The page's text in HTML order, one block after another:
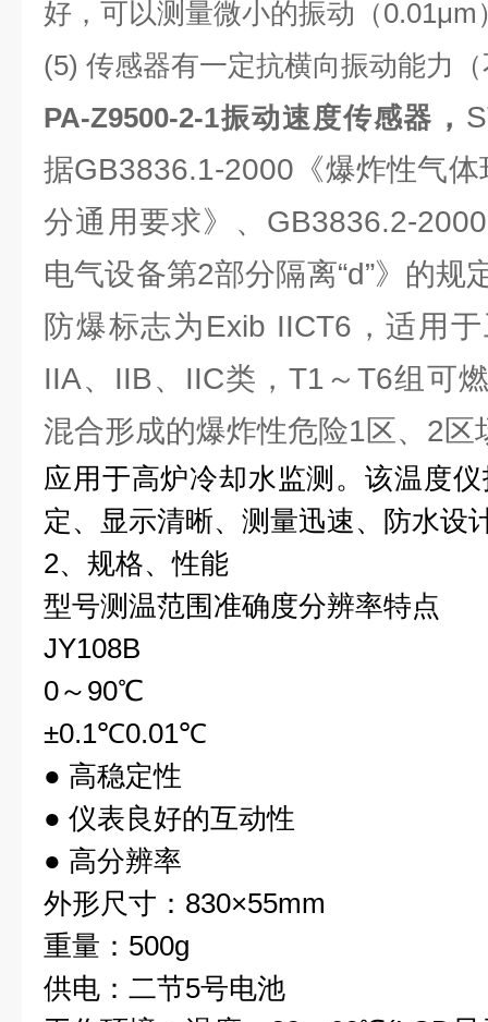
好，可以测量微小的振动（0.01μm
(5) 传感器有一定抗横向振动能力
PA-Z9500-2-1振动速度传感器 ，
据GB3836.1-2000《爆炸性气
分通用要求》、GB3836.2-
电气设备第2部分隔离“d”》的规
防爆标志为Exib IICT6，适用
IIA、IIB、IIC类，T1～T6组可
混合形成的爆炸性危险1区、2区
应用于高炉冷却水监测。该温度
定、显示清晰、测量迅速、防水设
2、规格、性能
型号测温范围准确度分辨率特点
JY108B
0～90℃
±0.1℃0.01℃
● 高稳定性
● 仪表良好的互动性
● 高分辨率
外形尺寸：830×55mm
重量：500g
供电：二节5号电池